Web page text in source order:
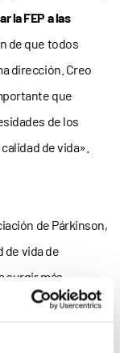
la FEP a las
de que todos
dirección. Creo
que
de los
de vida».
de Párkinson,
de vida de
surgir más
en noviembre de